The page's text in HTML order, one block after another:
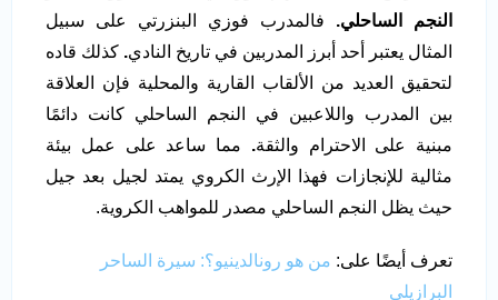
النجم الساحلي. فالمدرب فوزي البنزرتي على سبيل
المثال يعتبر أحد أبرز المدربين في تاريخ النادي. كذلك قاده
لتحقيق العديد من الألقاب القارية والمحلية فإن العلاقة
بين المدرب واللاعبين في النجم الساحلي كانت دائمًا
مبنية على الاحترام والثقة. مما ساعد على عمل بيئة
مثالية للإنجازات فهذا الإرث الكروي يمتد لجيل بعد جيل
حيث يظل النجم الساحلي مصدر للمواهب الكروية.
تعرف أيضًا على: من هو رونالدينيو؟: سيرة الساحر
البرازيلي